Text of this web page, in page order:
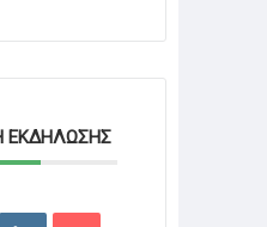
ΕΚΔΉΛΩΣΗΣ